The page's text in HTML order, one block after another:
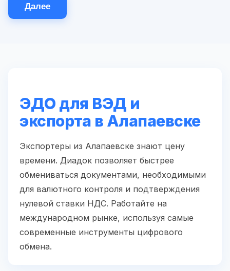
Далее
ЭДО для ВЭД и
экспорта в Алапаевске
Экспортеры из Алапаевске знают цену
времени. Диадок позволяет быстрее
обмениваться документами, необходимыми
для валютного контроля и подтверждения
нулевой ставки НДС. Работайте на
международном рынке, используя самые
современные инструменты цифрового
обмена.